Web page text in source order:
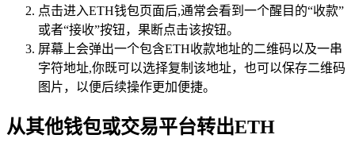
点击进入ETH钱包页面后,通常会看到一个醒目的“收款”
或者“接收”按钮，果断点击该按钮。
屏幕上会弹出一个包含ETH收款地址的二维码以及一串
字符地址,你既可以选择复制该地址，也可以保存二维码
图片，以便后续操作更加便捷。
从其他钱包或交易平台转出ETH